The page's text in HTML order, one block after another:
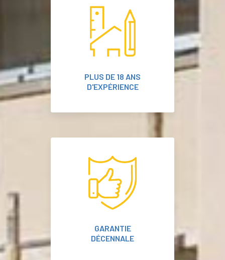
PLUS DE 18 ANS
D'EXPÉRIENCE
GARANTIE
DÉCENNALE